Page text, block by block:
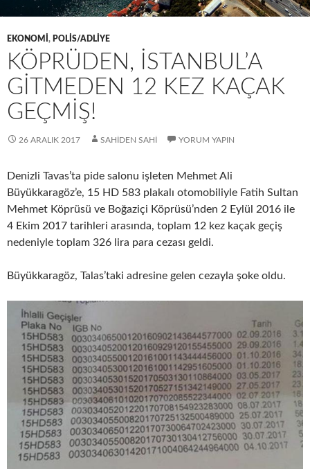
EKONOMI , POLIS/ADLIYE
KÖPRÜDEN, İSTANBUL’A
GITMEDEN 12 KEZ KAÇAK
GEÇMIŞ!
26 ARALIK 2017 SAHIDEN SAHI YORUM YAPIN
Denizli Tavas’ta pide salonu işleten Mehmet Ali
Büyükkaragöz’e, 15 HD 583 plakalı otomobiliyle Fatih Sultan
Mehmet Köprüsü ve Boğaziçi Köprüsü’nden 2 Eylül 2016 ile
4 Ekim 2017 tarihleri arasında, toplam 12 kez kaçak geçiş
nedeniyle toplam 326 lira para cezası geldi.
Büyükkaragöz, Talas’taki adresine gelen cezayla şoke oldu.